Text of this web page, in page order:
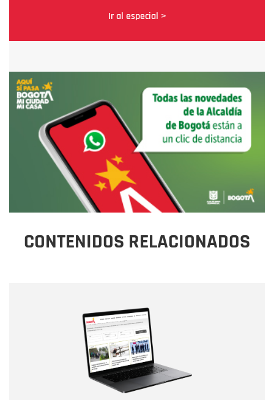
Ir al especial >
CONTENIDOS RELACIONADOS
Correo electrónico
Tipo de comentario